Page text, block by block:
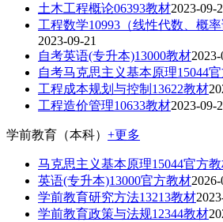
土木工程概论06393教材2023-09-
工程数学10993（线性代数、概
2023-09-21
自考英语(专升本)13000教材2023-
自考马克思主义基本原理15044
工程成本规划与控制13622教材
工程造价管理10633教材2023-09-
学前教育（本科） +更多
马克思主义基本原理15044官方
英语(专升本)13000官方教材
学前教育研究方法13213教材
学前教育政策与法规12344教材